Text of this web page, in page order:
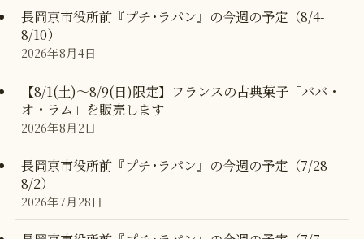
長岡京市役所前『プチ･ラパン』の今週の予定（8/4-
8/10）
2026年8月4日
【8/1(土)〜8/9(日)限定】フランスの古典菓子「ババ・
オ・ラム」を販売します
2026年8月2日
長岡京市役所前『プチ･ラパン』の今週の予定（7/28-
8/2）
2026年7月28日